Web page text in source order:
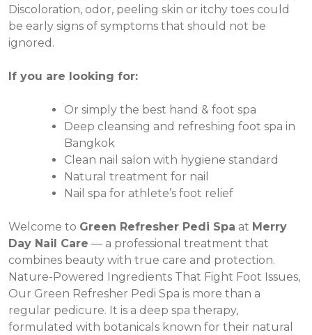
Discoloration, odor, peeling skin or itchy toes could
be early signs of symptoms that should not be
ignored.
If you are looking for:
Or simply the best hand & foot spa
Deep cleansing and refreshing foot spa in
Bangkok
Clean nail salon with hygiene standard
Natural treatment for nail
Nail spa for athlete’s foot relief
Welcome to Green Refresher Pedi Spa at Merry
Day Nail Care — a professional treatment that
combines beauty with true care and protection.
Nature-Powered Ingredients That Fight Foot Issues,
Our Green Refresher Pedi Spa is more than a
regular pedicure. It is a deep spa therapy,
formulated with botanicals known for their natural